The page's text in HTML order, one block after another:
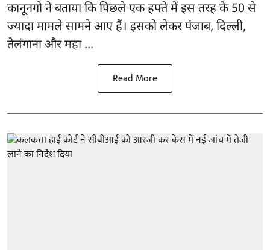
कानूनगो ने बताया कि पिछले एक हफ्ते में इस तरह के 50 से
ज्यादा मामले सामने आए हैं। इसको लेकर पंजाब, दिल्ली,
तेलंगाना और महा ...
Read More